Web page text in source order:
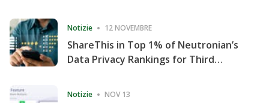
Notizie 12 NOVEMBRE
ShareThis in Top 1% of Neutronian’s
Data Privacy Rankings for Third
Notizie NOV 13